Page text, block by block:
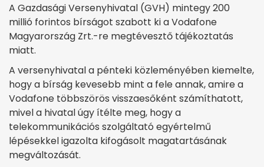
A Gazdasági Versenyhivatal (GVH) mintegy 200
millió forintos bírságot szabott ki a Vodafone
Magyarország Zrt.-re megtévesztő tájékoztatás
miatt.
A versenyhivatal a pénteki közleményében kiemelte,
hogy a bírság kevesebb mint a fele annak, amire a
Vodafone többszörös visszaesőként számíthatott,
mivel a hivatal úgy ítélte meg, hogy a
telekommunikációs szolgáltató egyértelmű
lépésekkel igazolta kifogásolt magatartásának
megváltozását.